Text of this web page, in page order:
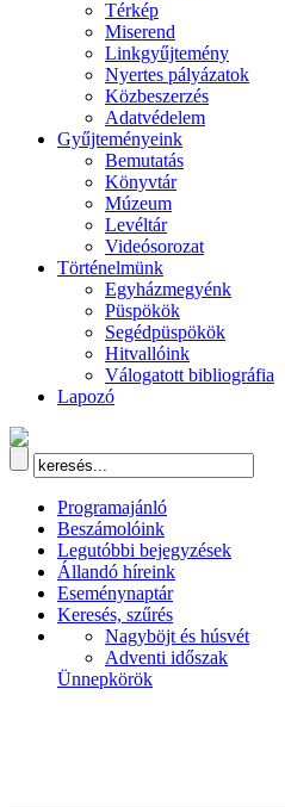
Térkép
Miserend
Linkgyűjtemény
Nyertes pályázatok
Közbeszerzés
Adatvédelem
Gyűjteményeink
Bemutatás
Könyvtár
Múzeum
Levéltár
Videósorozat
Történelmünk
Egyházmegyénk
Püspökök
Segédpüspökök
Hitvallóink
Válogatott bibliográfia
Lapozó
Programajánló
Beszámolóink
Legutóbbi bejegyzések
Állandó híreink
Eseménynaptár
Keresés, szűrés
Nagyböjt és húsvét
Adventi időszak
Ünnepkörök